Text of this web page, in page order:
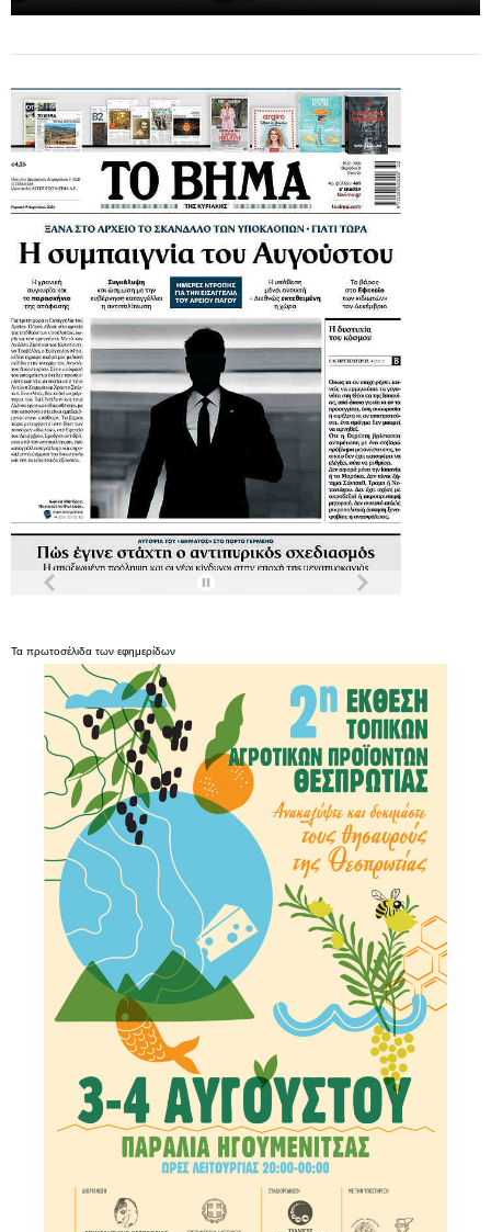
Τα πρωτοσέλιδα των εφημερίδων